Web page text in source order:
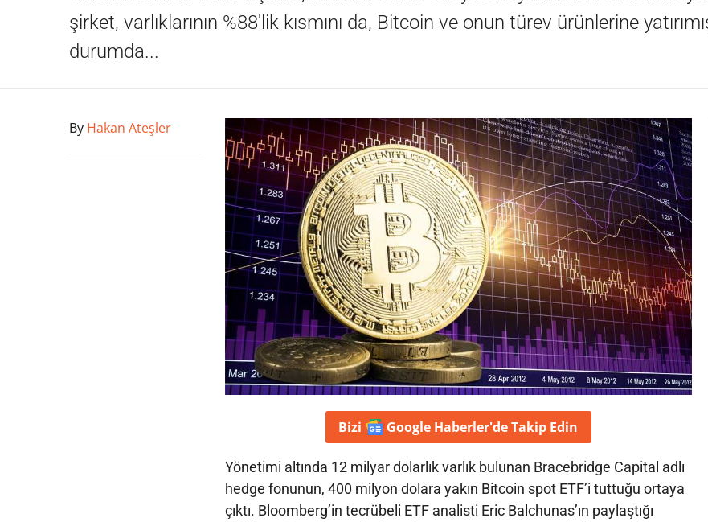
şirket, varlıklarının %88'lik kısmını da, Bitcoin ve onun türev ürünlerine
durumda...
By Hakan Ateşler
Bizi Google Haberler'deTakip Edin
Yönetimi altında 12 milyar dolarlık varlık bulunan Bracebridge Capital adlı
hedge fonunun, 400 milyon dolara yakın Bitcoin spot ETF’i tuttuğu ortaya
çıktı. Bloomberg’in tecrübeli ETF analisti Eric Balchunas’ın paylaştığı